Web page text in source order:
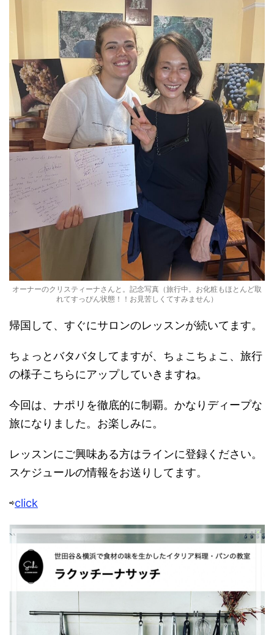
オーナーのクリスティーナさんと。記念写真（旅行中。お化粧もほとんど取
れてすっぴん状態！！お見苦しくてすみません）
帰国して、すぐにサロンのレッスンが続いてます。
ちょっとバタバタしてますが、ちょこちょこ、旅行
の様子こちらにアップしていきますね。
今回は、ナポリを徹底的に制覇。かなりディープな
旅になりました。お楽しみに。
レッスンにご興味ある方はラインに登録ください。
スケジュールの情報をお送りしてます。
⇨click